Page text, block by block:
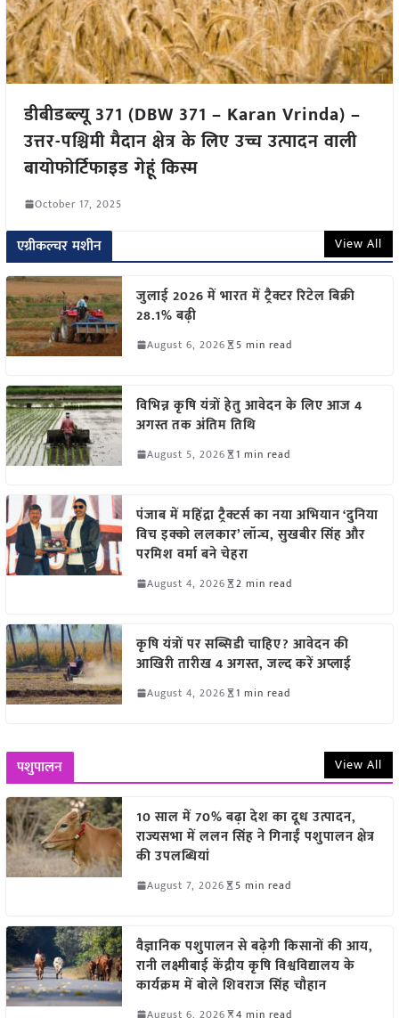
डीबीडब्ल्यू 371 (DBW 371 – Karan Vrinda) –
उत्तर-पश्चिमी मैदान क्षेत्र के लिए उच्च उत्पादन वाली
बायोफोर्टिफाइड गेहूं किस्म
October 17, 2025
एग्रीकल्चर मशीन View All
जुलाई 2026 में भारत में ट्रैक्टर रिटेल बिक्री
28.1% बढ़ी
August 6, 2026 5 min read
विभिन्न कृषि यंत्रों हेतु आवेदन के लिए आज 4
अगस्त तक अंतिम तिथि
August 5, 2026 1 min read
पंजाब में महिंद्रा ट्रैक्टर्स का नया अभियान ‘दुनिया
विच इक्को ललकार’ लॉन्च, सुखबीर सिंह और
परमिश वर्मा बने चेहरा
August 4, 2026 2 min read
कृषि यंत्रों पर सब्सिडी चाहिए? आवेदन की
आखिरी तारीख 4 अगस्त, जल्द करें अप्लाई
August 4, 2026 1 min read
पशुपालन View All
10 साल में 70% बढ़ा देश का दूध उत्पादन,
राज्यसभा में ललन सिंह ने गिनाईं पशुपालन क्षेत्र
की उपलब्धियां
August 7, 2026 5 min read
वैज्ञानिक पशुपालन से बढ़ेगी किसानों की आय,
रानी लक्ष्मीबाई केंद्रीय कृषि विश्वविद्यालय के
कार्यक्रम में बोले शिवराज सिंह चौहान
August 6, 2026 4 min read